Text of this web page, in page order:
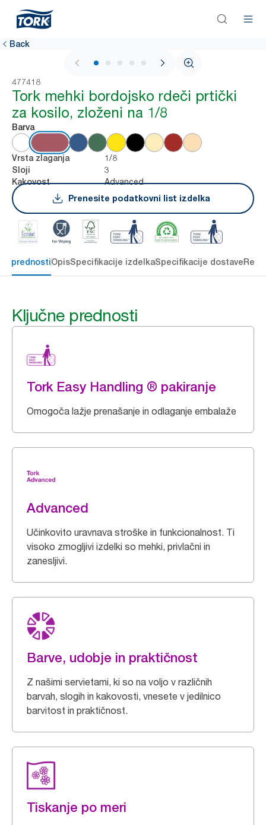
Back
1 / 6
477418
Tork mehki bordojsko rdeči prtički
za kosilo, zloženi na 1/8
Barva
Vrsta zlaganja 1/8
Sloji 3
Kakovost
Advanced
Prenesite podatkovni list izdelka
prednostiOpisSpecifikacije izdelkaSpecifikacije dostave
Ključne prednosti
Tork Easy Handling ® pakiranje
Omogoča lažje prenašanje in odlaganje embalaže
Advanced
Učinkovito uravnava stroške in funkcionalnost. Ti
visoko zmogljivi izdelki so mehki, privlačni in
zanesljivi.
Barve, udobje in praktičnost
Z našimi servietami, ki so na voljo v različnih
barvah, slogih in kakovosti, vnesete v jedilnico
barvitost in praktičnost.
Tiskanje po meri